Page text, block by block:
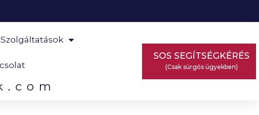
Szolgáltatások
SOS SEGÍTSÉGKÉRÉS
(Csak sürgős ügyekben)